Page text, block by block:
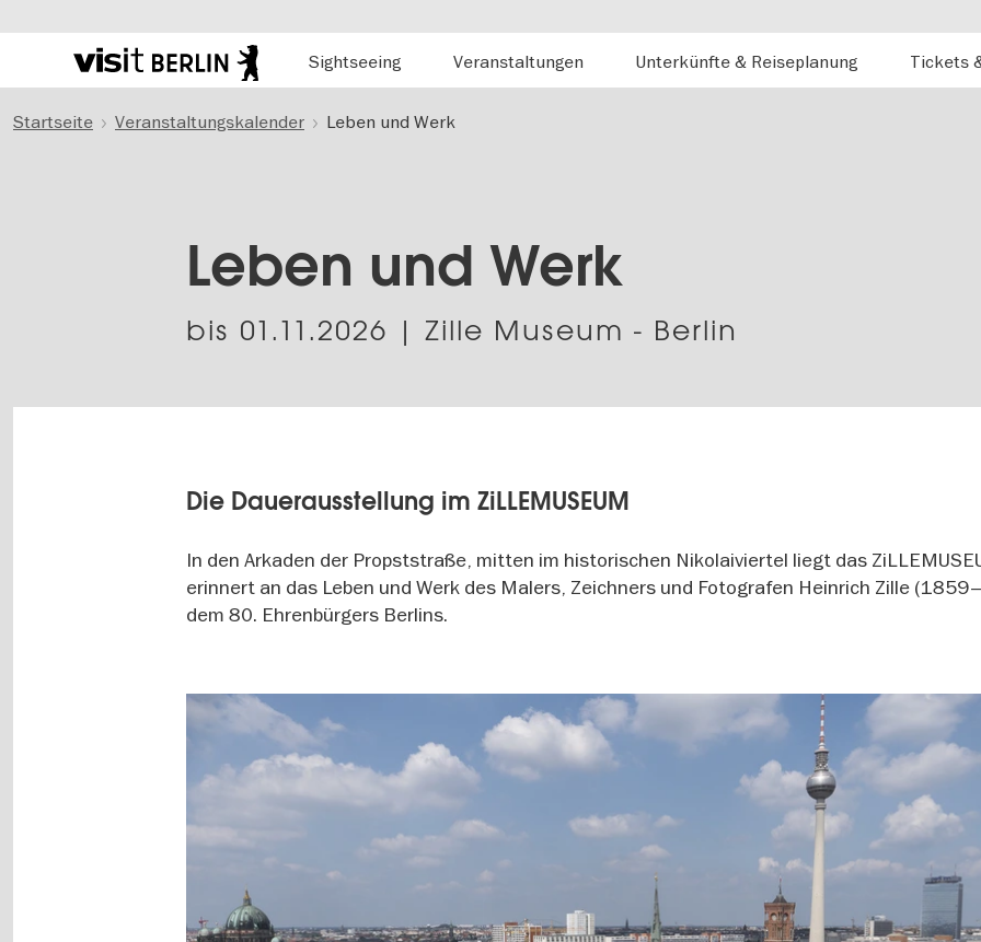
zum
Berlins
Tourismusportal
Sightseeing
Veranstaltungen Unterkünfte & Reiseplanung Tickets
Startseite Veranstaltungskalender Leben und Werk
Leben und Werk
bis 01.11.2026 | Zille Museum - Berlin
Die Dauerausstellung im ZiLLEMUSEUM
In den Arkaden der Propststraße, mitten im historischen Nikolaiviertel liegt das
erinnert an das Leben und Werk des Malers, Zeichners und Fotografen Heinrich Zille
dem 80. Ehrenbürgers Berlins.
Image
gallery